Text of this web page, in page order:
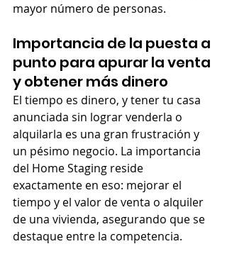
mayor número de personas.
Importancia de la puesta a
punto para apurar la venta
y obtener más dinero
El tiempo es dinero, y tener tu casa
anunciada sin lograr venderla o
alquilarla es una gran frustración y
un pésimo negocio. La importancia
del Home Staging reside
exactamente en eso: mejorar el
tiempo y el valor de venta o alquiler
de una vivienda, asegurando que se
destaque entre la competencia.